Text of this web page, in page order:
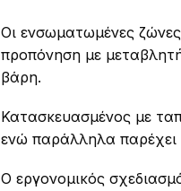
Οι ενσωματωμένες
προπόνηση με
βάρη.
Κατασκευασμένος με
ενώ παράλληλα παρέχει
Ο εργονομικός